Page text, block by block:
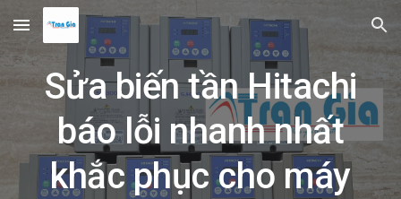
Skip to main content Skip to navigation
Sửa biến tần Hitachi
báo lỗi nhanh nhất
khắc phục cho máy